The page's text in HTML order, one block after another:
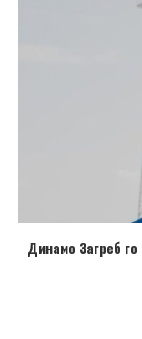
Динамо Загреб